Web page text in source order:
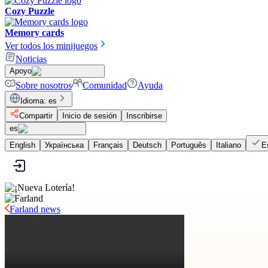
Cozy Puzzle
Memory cards
Ver todos los minijuegos
Noticias
Apoyo
Sobre nosotros Comunidad Ayuda
Idioma: es
Compartir
Inicio de sesión
Inscribirse
es
English
Українська Français Deutsch Português Italiano
Farland news